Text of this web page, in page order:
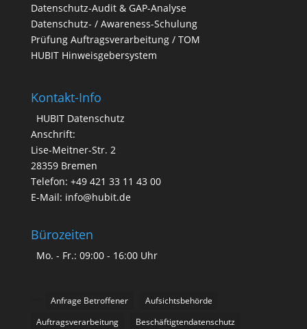
Datenschutz-Audit & GAP-Analyse
Datenschutz- / Awareness-Schulung
Prüfung Auftragsverarbeitung / TOM
HUBIT Hinweisgebersystem
Kontakt-Info
HUBIT Datenschutz
Anschrift:
Lise-Meitner-Str. 2
28359 Bremen
Telefon: +49 421 33 11 43 00
E-Mail: info@hubit.de
Bürozeiten
Mo. - Fr.: 09:00 - 16:00 Uhr
Anfrage Betroffener
Aufsichtsbehörde
Auftragsverarbeitung
Beschäftigtendatenschutz